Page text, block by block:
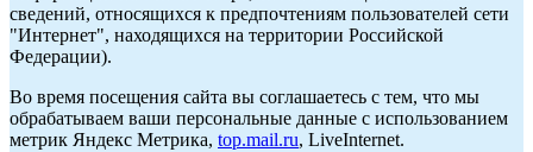
сведений, относящихся к предпочтениям пользователей сети
"Интернет", находящихся на территории Российской
Федерации).
Во время посещения сайта вы соглашаетесь с тем, что мы
обрабатываем ваши персональные данные с использованием
метрик Яндекс Метрика, top.mail.ru, LiveInternet.